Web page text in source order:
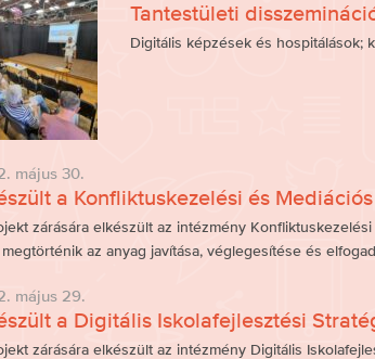
Tantestületi
Digitális képzések és hospitálások;
május 30.
a Konfliktuskezelési és
zárására elkészült az intézmény
megtörténik az anyag javítása, véglegesítése és
május 29.
a Digitális Iskolafejlesztési
zárására elkészült az intézmény Digitális